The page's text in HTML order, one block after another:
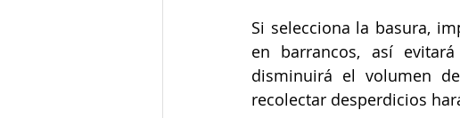
Si selecciona la basura,
en barrancos, así
disminuirá el volumen
recolectar desperdicios